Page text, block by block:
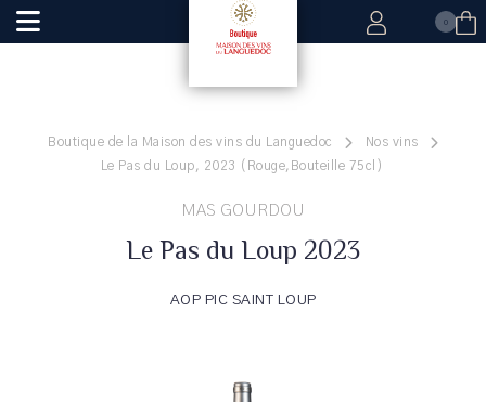
0
Boutique de la Maison des vins du Languedoc
Nos vins
Le Pas du Loup, 2023 (Rouge,Bouteille 75cl)
MAS GOURDOU
Le Pas du Loup 2023
AOP PIC SAINT LOUP